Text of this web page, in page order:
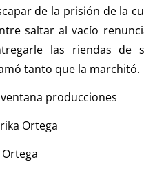
de la prisión de la
saltar al vacío
las riendas de
tanto que la marchitó.
ventana producciones
Ortega
Ortega